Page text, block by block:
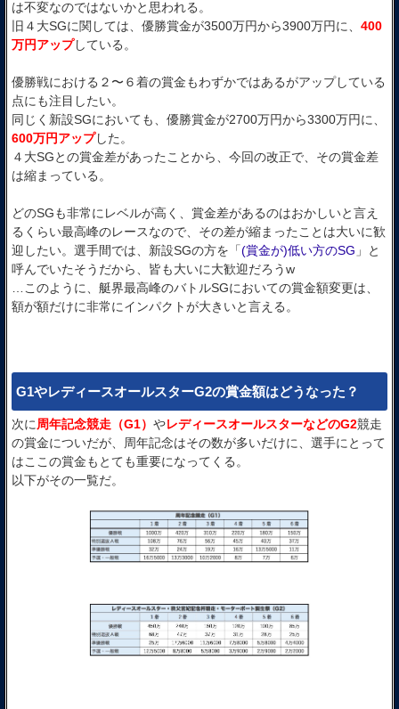
は不変なのではないかと思われる。
旧４大SGに関しては、優勝賞金が3500万円から3900万円に、 400
万円アップしている。
優勝戦における２〜６着の賞金もわずかではあるがアップしている
点にも注目したい。
同じく新設SGにおいても、優勝賞金が2700万円から3300万円に、
600万円アップした。
４大SGとの賞金差があったことから、今回の改正で、その賞金差
は縮まっている。
どのSGも非常にレベルが高く、賞金差があるのはおかしいと言え
るくらい最高峰のレースなので、その差が縮まったことは大いに歓
迎したい。選手間では、新設SGの方を「(賞金が)低い方のSG 」と
呼んでいたそうだから、皆も大いに大歓迎だろうw
…このように、艇界最高峰のバトルSGにおいての賞金額変更は、
額が額だけに非常にインパクトが大きいと言える。
G1やレディースオールスターG2の賞金額はどうなった？
次に周年記念競走（G1） やレディースオールスターなどのG2競走
の賞金についだが、周年記念はその数が多いだけに、選手にとって
はここの賞金もとても重要になってくる。
以下がその一覧だ。